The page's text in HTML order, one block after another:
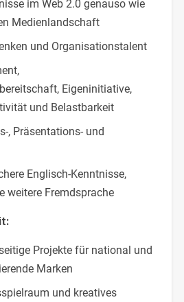
im Web 2.0 genauso wie
Medienlandschaft
und Organisationstalent
Eigeninitiative,
und Belastbarkeit
, Präsentations- und
Englisch-Kenntnisse,
weitere Fremdsprache
Projekte für national und
Marken
und kreatives